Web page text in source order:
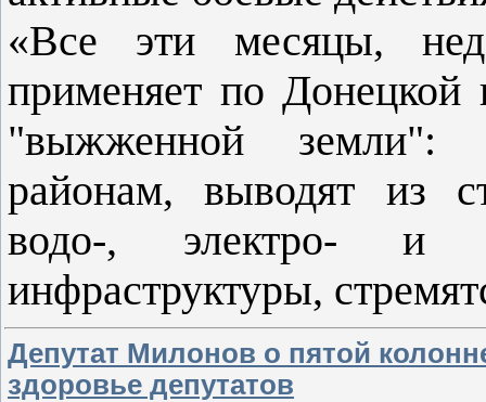
«Все эти месяцы,
применяет по Донецкой
"выжженной земли":
районам, выводят из
водо-, электро- и
инфраструктуры,
Депутат Милонов о пятой
здоровье депутатов